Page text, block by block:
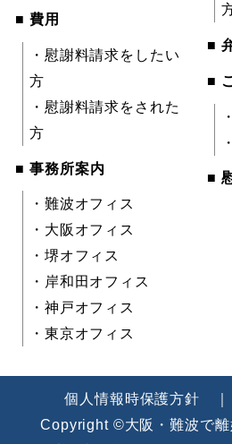
■ 費用
・慰謝料請求をしたい
方
・慰謝料請求をされた
方
■ 事務所案内
・難波オフィス
・大阪オフィス
・堺オフィス
・岸和田オフィス
・神戸オフィス
・東京オフィス
■
■
■
Copyright ©大阪・難波で離
個人情報時保護方針